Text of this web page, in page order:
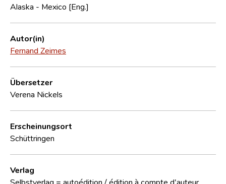
CNL
Forschungsgruppe
Kontakt
Alaska - Mexico [Eng.]
Autor(in)
Fernand Zeimes
Übersetzer
Verena Nickels
Erscheinungsort
Schüttringen
Verlag
Selbstverlag = autoédition / édition à compte d'auteur